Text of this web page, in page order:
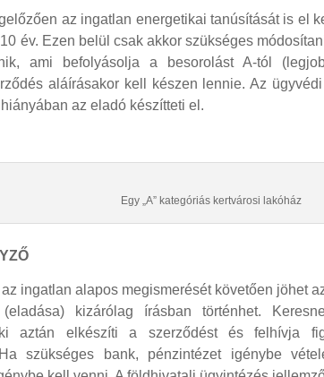
az ingatlan energetikai tanúsítását is el
év. Ezen belül csak akkor szükséges
ami befolyásolja a besorolást A-tól
aláírásakor kell készen lennie. Az
az eladó készítteti el.
Egy „A” kategóriás kertvárosi lakóház
ingatlan alapos megismerését követően jöhet
(eladása) kizárólag írásban történhet.
aztán elkészíti a szerződést és felhívja
szükséges bank, pénzintézet igénybe